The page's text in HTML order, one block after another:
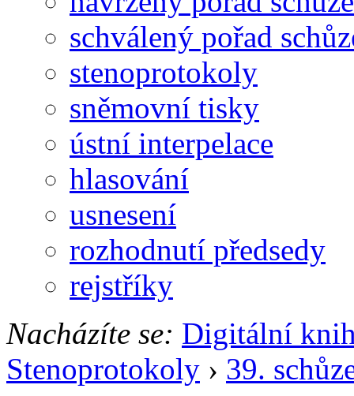
schválený pořad
stenoprotokoly
sněmovní tisky
ústní interpelace
hlasování
usnesení
rozhodnutí předsedy
rejstříky
Nacházíte se: Digitální
Stenoprotokoly › 39.